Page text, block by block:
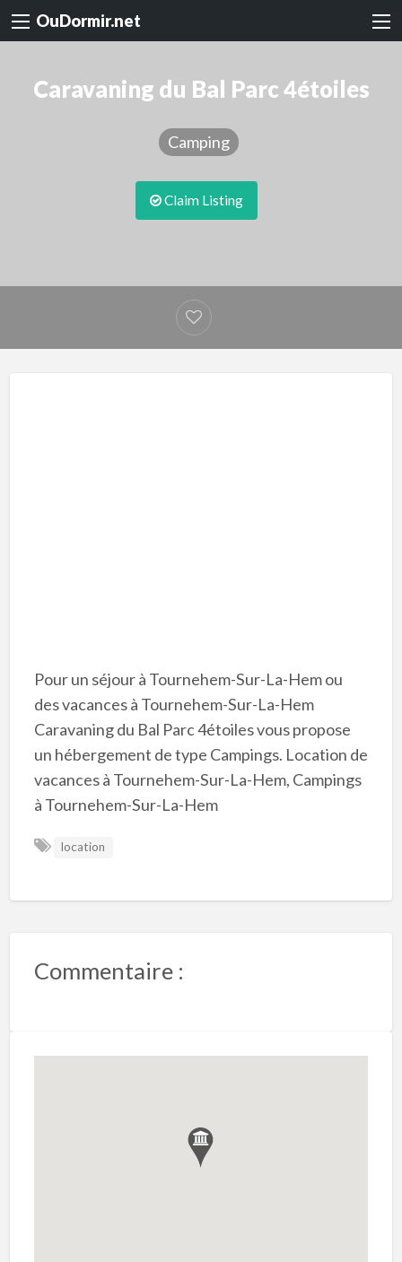
OuDormir.net
Caravaning du Bal Parc 4étoiles
Camping
Claim Listing
Pour un séjour à Tournehem-Sur-La-Hem ou
des vacances à Tournehem-Sur-La-Hem
Caravaning du Bal Parc 4étoiles vous propose
un hébergement de type Campings. Location de
vacances à Tournehem-Sur-La-Hem, Campings
à Tournehem-Sur-La-Hem
location
Commentaire :